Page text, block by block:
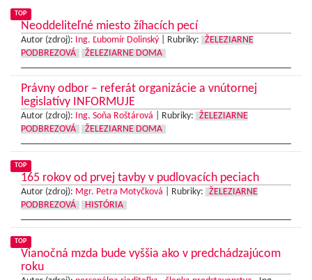
TOP
Neoddeliteľné miesto žíhacích pecí
Autor (zdroj): Ing. Ľubomír Dolinský Rubriky:
ŽELEZIARNE
PODBREZOVÁ
ŽELEZIARNE DOMA
Právny odbor – referát organizácie a vnútornej
legislatívy INFORMUJE
Autor (zdroj): Ing. Soňa Roštárová Rubriky:
ŽELEZIARNE
PODBREZOVÁ
ŽELEZIARNE DOMA
TOP
165 rokov od prvej tavby v pudlovacích peciach
Autor (zdroj): Mgr. Petra Motyčková Rubriky:
ŽELEZIARNE
PODBREZOVÁ
HISTÓRIA
TOP
Vianočná mzda bude vyššia ako v predchádzajúcom
roku